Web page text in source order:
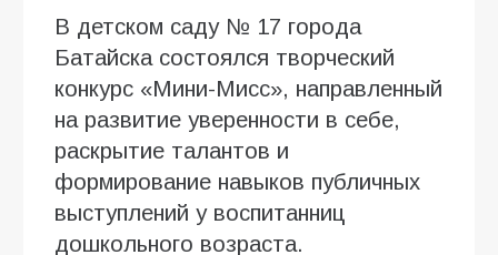
В детском саду № 17 города
Батайска состоялся творческий
конкурс «Мини-Мисс», направленный
на развитие уверенности в себе,
раскрытие талантов и
формирование навыков публичных
выступлений у воспитанниц
дошкольного возраста.